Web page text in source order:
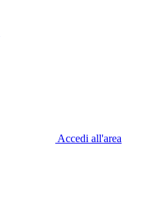
Accedi all'area